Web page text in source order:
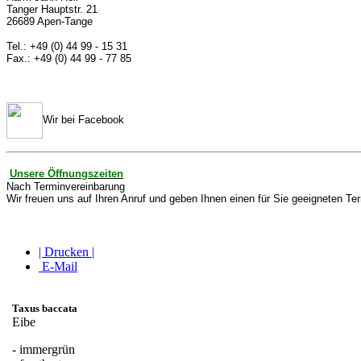
Tanger Hauptstr. 21
26689 Apen-Tange
Tel.: +49 (0) 44 99 - 15 31
Fax.: +49 (0) 44 99 - 77 85
Wir bei Facebook
Unsere Öffnungszeiten
Nach Terminvereinbarung
Wir freuen uns auf Ihren Anruf und geben Ihnen einen für Sie geeigneten
| Drucken |
E-Mail
Taxus baccata
Eibe
- immergrün